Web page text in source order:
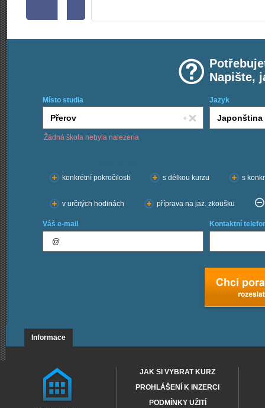
Napište,
Místo studia Jazyk
Žádná škola nebyla nalezena
konkrétní pokročilosti
s délkou kurzu s
v určitých hodinách příprava na jaz. zkoušku
Váš e-mail Kontaktní
Informace
JAK SI VYBRAT KURZ
PROHLÁŠENÍ K INZERCI
PODMÍNKY UŽITÍ